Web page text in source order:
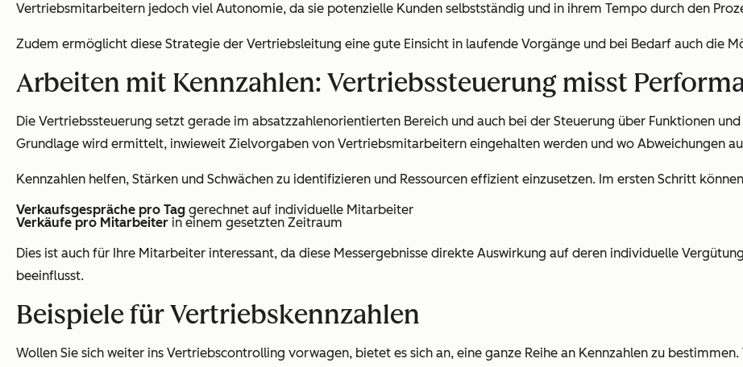
Vertriebsmitarbeitern jedoch viel Autonomie, da sie potenzielle Kunden selbstständig und in ihrem Tempo durch den
Zudem ermöglicht diese Strategie der Vertriebsleitung eine gute Einsicht in laufende Vorgänge und bei Bedarf auch die
Arbeiten mit Kennzahlen: Vertriebssteuerung misst
Die Vertriebssteuerung setzt gerade im absatzzahlenorientierten Bereich und auch bei der Steuerung über Funktionen
Grundlage wird ermittelt, inwieweit Zielvorgaben von Vertriebsmitarbeitern eingehalten werden und wo Abweichungen
Kennzahlen helfen, Stärken und Schwächen zu identifizieren und Ressourcen effizient einzusetzen. Im ersten Schritt
Verkaufsgespräche pro Tag gerechnet auf individuelle Mitarbeiter
Verkäufe pro Mitarbeiter in einem gesetzten Zeitraum
Dies ist auch für Ihre Mitarbeiter interessant, da diese Messergebnisse direkte Auswirkung auf deren individuelle
beeinflusst.
Beispiele für Vertriebskennzahlen
Wollen Sie sich weiter ins Vertriebscontrolling vorwagen, bietet es sich an, eine ganze Reihe an Kennzahlen zu